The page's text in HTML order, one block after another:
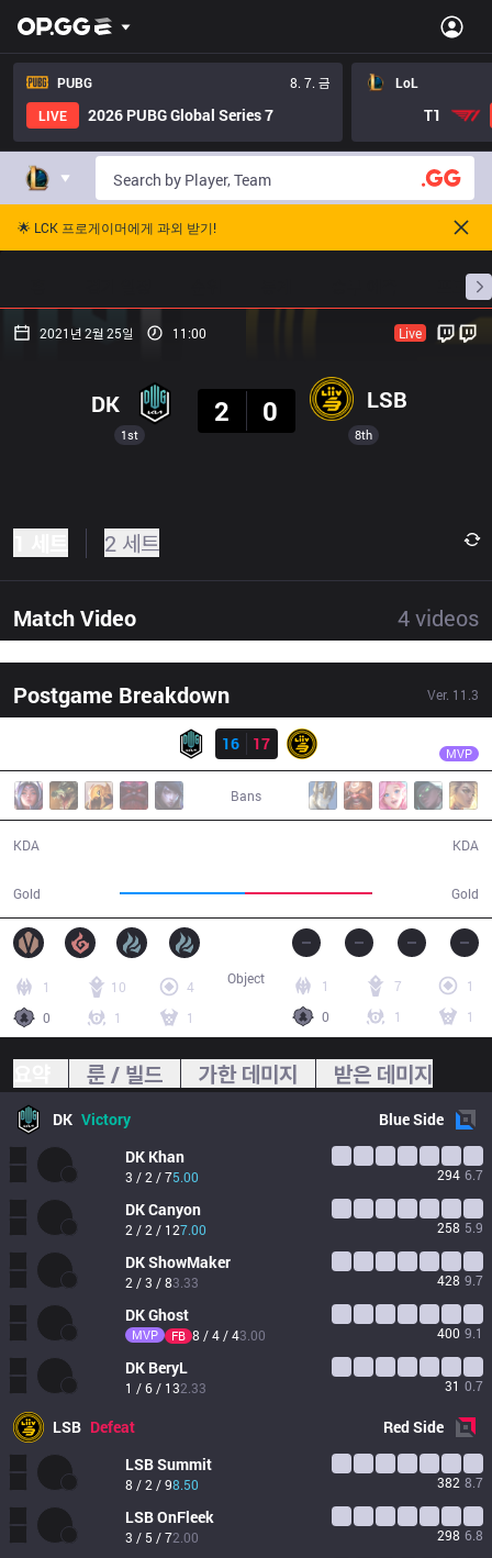
PUBG
8. 7. 금
LIVE
2026 PUBG Global Series 7
LoL
T1
🌟 LCK 프로게이머에게 과외 받기!
프로빌
2021년 2월 25일 11:00 Live
1st
DK
2
0 LSB
8th
2 세트
Match Video 4videos
Postgame Breakdown Ver. 11.3
16
17 MVP
Bans
KDA
Gold Gold
KDA
1 10
4
0
1 1
1 7
1
0
1 1
Object
룬 / 빌드 가한 데미지 받은 데미지
DK Victory BlueSide
DK Khan
3 / 2 / 75.00 294 6.7
DKCanyon
2 / 2 / 127.00 258 5.9
DKShowMaker
2 / 3 / 83.33 428 9.7
DKGhost
MVP FB 8 / 4 / 43.00 400 9.1
DK BeryL
1 / 6 / 132.33 31 0.7
LSB Defeat RedSide
LSBSummit
8 / 2 / 98.50 382 8.7
LSBOnFleek
3 / 5 / 72.00 298 6.8